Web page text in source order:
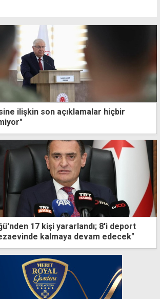
ilişkin son açıklamalar hiçbir
17 kişi yararlandı; 8'i deport
kalmaya devam edecek"